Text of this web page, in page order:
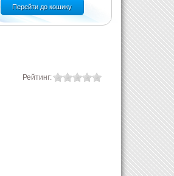
Перейти до кошику
Рейтинг: